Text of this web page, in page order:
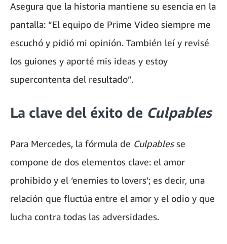
Asegura que la historia mantiene su esencia en la
pantalla: “El equipo de Prime Video siempre me
escuchó y pidió mi opinión. También leí y revisé
los guiones y aporté mis ideas y estoy
supercontenta del resultado”.
La clave del éxito de Culpables
Para Mercedes, la fórmula de Culpablesse
compone de dos elementos clave: el amor
prohibido y el ‘enemies to lovers’; es decir, una
relación que fluctúa entre el amor y el odio y que
lucha contra todas las adversidades.